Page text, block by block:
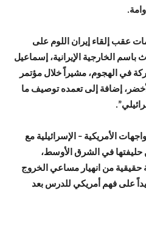
عقب إلقاء إيران اللوم على
باسم الخارجية الإيرانية، إسماعيل
في الهجوم، مشيراً خلال مؤتمر
إضافة إلى تعمده توصيف ما
الأمريكية – الإسرائيلية مع
حليفتها في الشرق الأوسط،
من انهيار مساعي الخروج
على فهم أمريكي للدرس بعد